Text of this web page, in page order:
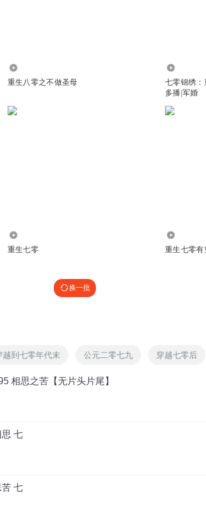
重生八零之不做圣母
七零锦绣
多播|军婚
重生七零 重生七零
换一批
越到七零年代末 公元二零七九 穿越七零后
相思之苦【无片头片尾】
七
七